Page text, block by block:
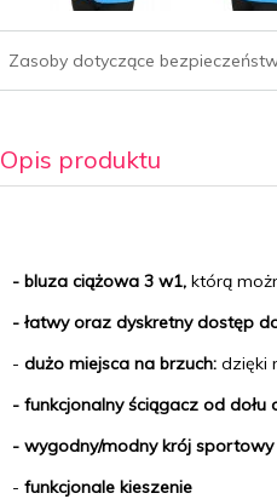
Zasoby dotyczące
Opis produktu
- bluza ciążowa 3 w1, którą
- łatwy oraz dyskretny dostęp
- dużo miejsca na brzuch: dzięki
- funkcjonalny ściągacz od dołu
- wygodny/modny krój
- funkcjonale kieszenie